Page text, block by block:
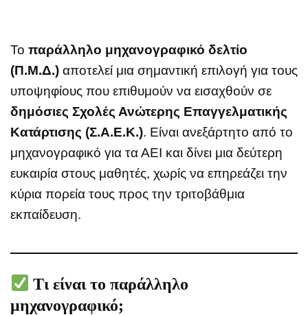
Το παράλληλο μηχανογραφικό δελτίο
(Π.Μ.Δ.) αποτελεί μια σημαντική επιλογή για τους
υποψηφίους που επιθυμούν να εισαχθούν σε
δημόσιες Σχολές Ανώτερης Επαγγελματικής
Κατάρτισης (Σ.Α.Ε.Κ.). Είναι ανεξάρτητο από το
μηχανογραφικό για τα ΑΕΙ και δίνει μια δεύτερη
ευκαιρία στους μαθητές, χωρίς να επηρεάζει την
κύρια πορεία τους προς την τριτοβάθμια
εκπαίδευση.
Τι είναι το παράλληλο
μηχανογραφικό;